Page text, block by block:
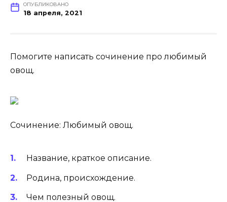
ОПУБЛИКОВАНО
18 апреля, 2021
Помогите написать сочинение про любимый
овощ.
Сочинение: Любимый овощ.
Название, краткое описание.
Родина, происхождение.
Чем полезный овощ.